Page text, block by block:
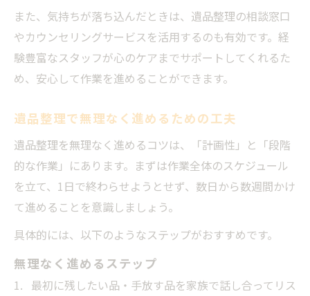
また、気持ちが落ち込んだときは、遺品整理の相談窓口
やカウンセリングサービスを活用するのも有効です。経
験豊富なスタッフが心のケアまでサポートしてくれるた
め、安心して作業を進めることができます。
遺品整理で無理なく進めるための工夫
遺品整理を無理なく進めるコツは、「計画性」と「段階
的な作業」にあります。まずは作業全体のスケジュール
を立て、1日で終わらせようとせず、数日から数週間かけ
て進めることを意識しましょう。
具体的には、以下のようなステップがおすすめです。
無理なく進めるステップ
最初に残したい品・手放す品を家族で話し合ってリス